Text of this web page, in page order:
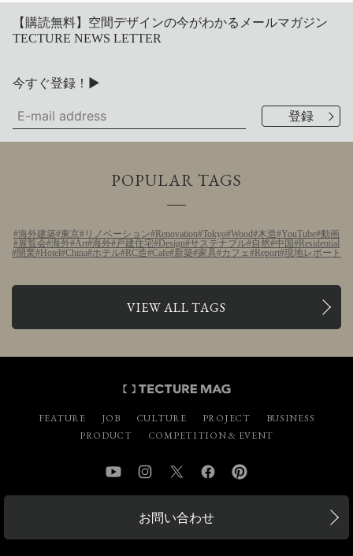
【購読無料】空間デザインの今がわかるメールマガジン
TECTURE NEWS LETTER
今すぐ登録！▶
POPULAR TAGS
海外建築 東京 リノベーション Renovation Tokyo Wood 木造 YouTube 動画
展覧会 海外 Art 海外 戸建住宅 Design サステナブル 自然 中国
Residential
開業
Hotel China ホテル RC造 Cafe 新築 家具 カフェ Report 現地レポート
VIEW ALL TAGS
FEATURE JOB CULTURE PROJECT
BUSINESS
PRODUCT
COMPETITION & EVENT
YouTube InstagramTwitter Facebook
お問い合わせ